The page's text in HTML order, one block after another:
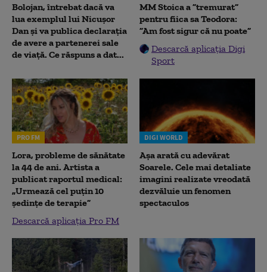
Bolojan, întrebat dacă va
lua exemplul lui Nicușor
Dan și va publica declarația
de avere a partenerei sale
de viață. Ce răspuns a dat...
MM Stoica a ”tremurat”
pentru fiica sa Teodora:
”Am fost sigur că nu poate”
Descarcă aplicația Digi
Sport
PRO FM
Lora, probleme de sănătate
la 44 de ani. Artista a
publicat raportul medical:
„Urmează cel puțin 10
ședințe de terapie”
Descarcă aplicația Pro FM
DIGI WORLD
Așa arată cu adevărat
Soarele. Cele mai detaliate
imagini realizate vreodată
dezvăluie un fenomen
spectaculos